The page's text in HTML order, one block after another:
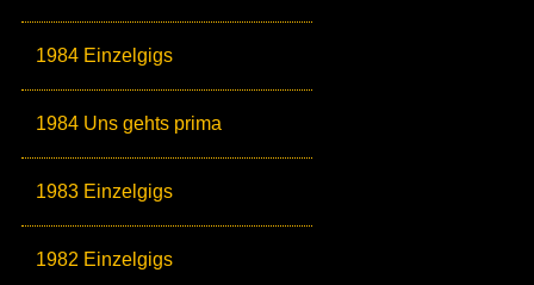
1984 Einzelgigs
1984 Uns gehts prima
1983 Einzelgigs
1982 Einzelgigs